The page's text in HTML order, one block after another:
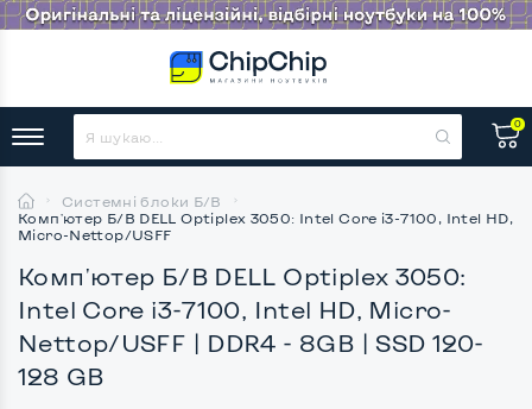
0
Системні блоки Б/В
Комп'ютер Б/В DELL Optiplex 3050: Intel Core i3-7100, Intel HD,
Micro-Nettop/USFF
Комп'ютер Б/В DELL Optiplex 3050:
Intel Core i3-7100, Intel HD, Micro-
Nettop/USFF | DDR4 - 8GB | SSD 120-
128 GB